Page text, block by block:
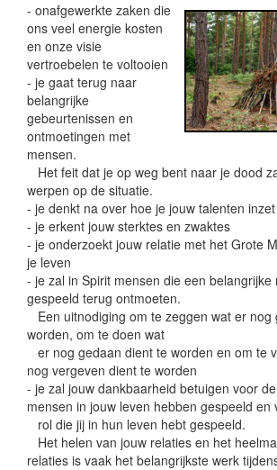
- onafgewerkte zaken die
ons veel energie kosten
en onze visie
vertroebelen te voltooien
- je gaat terug naar
belangrijke
gebeurtenissen en
ontmoetingen met
mensen.
Het feit dat je op weg bent naar je dood
werpen op de situatie.
- je denkt na over hoe je jouw talenten
- je erkent jouw sterktes en zwaktes
- je onderzoekt jouw relatie met het Grote
je leven
- je zal in Spirit mensen die een belangrijke
gespeeld terug ontmoeten.
Een uitnodiging om te zeggen wat er nog
worden, om te doen wat
er nog gedaan dient te worden en om te
nog vergeven dient te worden
- je zal jouw dankbaarheid betuigen voor
mensen in jouw leven hebben gespeeld en
rol die jij in hun leven hebt gespeeld.
Het helen van jouw relaties en het
relaties is vaak het belangrijkste werk